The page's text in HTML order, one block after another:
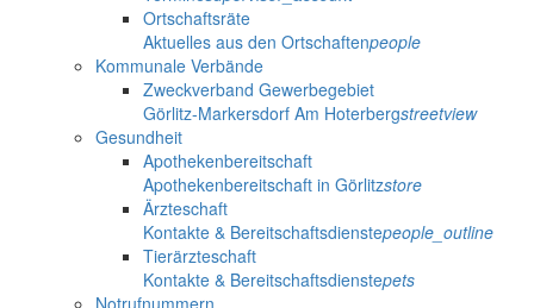
Ortschaftsräte
Aktuelles aus den Ortschaftenpeople
Kommunale Verbände
Zweckverband Gewerbegebiet
Görlitz-Markersdorf Am Hoterbergstreetview
Gesundheit
Apothekenbereitschaft
Apothekenbereitschaft in Görlitzstore
Ärzteschaft
Kontakte & Bereitschaftsdienstepeople_outline
Tierärzteschaft
Kontakte & Bereitschaftsdienstepets
Notrufnummern